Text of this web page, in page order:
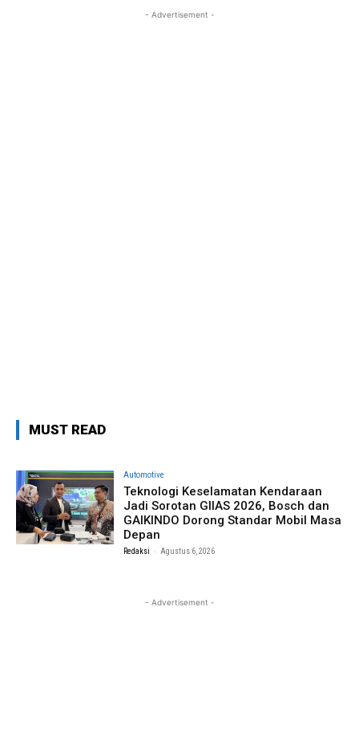
- Advertisement -
MUST READ
Automotive
Teknologi Keselamatan Kendaraan
Jadi Sorotan GIIAS 2026, Bosch dan
GAIKINDO Dorong Standar Mobil Masa
Depan
Redaksi - Agustus 6, 2026
- Advertisement -